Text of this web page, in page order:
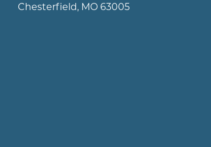
Chesterfield, MO 63005